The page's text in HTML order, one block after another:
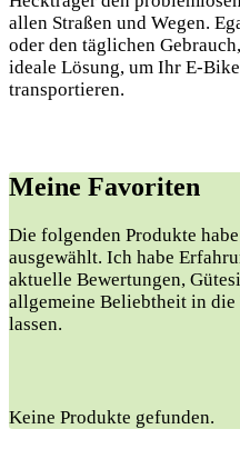
allen Straßen und Wegen.
oder den täglichen
ideale Lösung, um Ihr E-
transportieren.
Meine Favoriten
Die folgenden Produkte
ausgewählt. Ich habe
aktuelle Bewertungen,
allgemeine Beliebtheit in
lassen.
Keine Produkte gefunden.